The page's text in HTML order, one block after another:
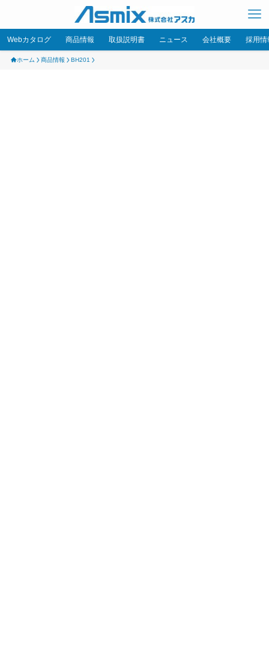
Webカタログ 商品情報 取扱説明書 ニュース 会社概要 採用情
ホーム 商品情報 BH201